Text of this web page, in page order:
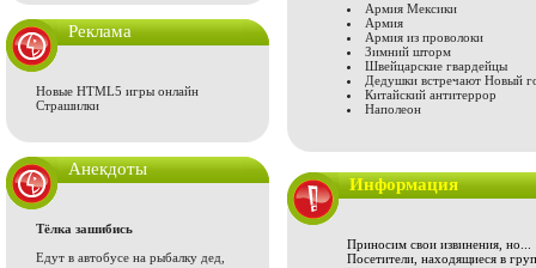
Реклама
Новые HTML5 игры онлайн
Страшилки
Анекдоты
Тёлка зашибись
Едут в автобусе на рыбалку дед,
Армия Мексики
Армия
Армия из проволоки
Зимний шторм
Швейцарские гвардейцы
Дедушки встречают Новый
Китайский антитеррор
Наполеон
Информация
Приносим свои извинения, но...
Посетители, находящиеся в